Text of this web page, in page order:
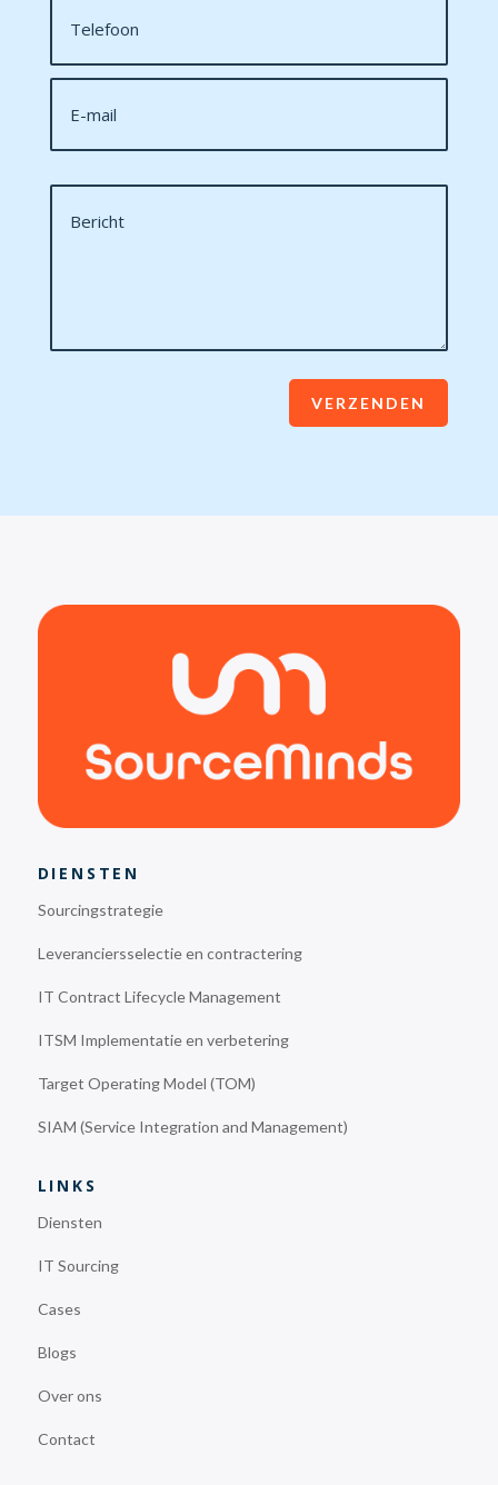
VERZENDEN
DIENSTEN
Sourcingstrategie
Leveranciersselectie en contractering
IT Contract Lifecycle Management
ITSM Implementatie en verbetering
Target Operating Model (TOM)
SIAM (Service Integration and Management)
LINKS
Diensten
IT Sourcing
Cases
Blogs
Over ons
Contact